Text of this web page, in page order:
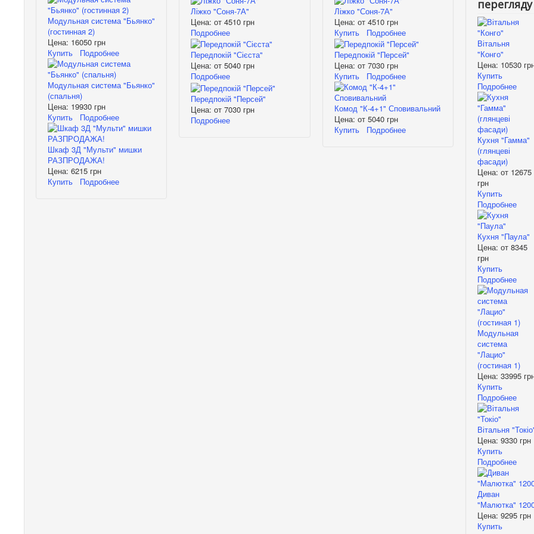
Модульная система "Бьянко"
(гостинная 2)
Цена: 16050 грн
Купить
Подробнее
Модульная система "Бьянко"
(спальня)
Цена: 19930 грн
Купить
Подробнее
Шкаф 3Д "Мульти" мишки
РАЗПРОДАЖА!
Цена:6215 грн
Купить
Подробнее
Ліжко "Соня-7А"
Цена: от4510 грн
Подробнее
Передпокій "Сієста"
Цена: от5040 грн
Подробнее
Передпокій "Персей"
Цена: от7030 грн
Подробнее
Ліжко "Соня-7А"
Цена: от 4510 грн
Купить
Подробнее
Передпокій "Персей"
Цена: от 7030 грн
Купить
Подробнее
Комод "К-4+1" Сповивальний
Цена: от 5040 грн
Купить
Подробнее
перегляду
Вітальня
"Конго"
Цена: 10530
Купить
Подробнее
Кухня "Гамма"
(глянцеві
фасади)
Цена: от 12675
грн
Купить
Подробнее
Кухня "Паула"
Цена: от 8345
грн
Купить
Подробнее
Модульная
система
"Лацио"
(гостиная 1)
Цена: 33995
Купить
Подробнее
Вітальня
Цена: 9330 грн
Купить
Подробнее
Диван
"Малютка"
Цена: 9295 грн
Купить